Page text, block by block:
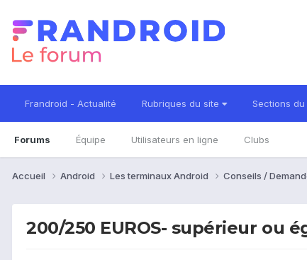
Frandroid - Actualité Rubriques du site Sections
Forums Équipe Utilisateurs en ligne Clubs
Accueil Android Les terminaux Android Conseils /
200/250 EUROS- supérieur ou